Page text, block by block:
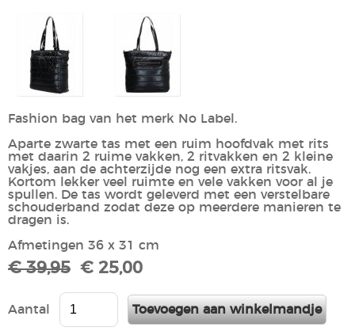
Fashion bag van het merk No Label.
Aparte zwarte tas met een ruim hoofdvak met rits
met daarin 2 ruime vakken, 2 ritvakken en 2 kleine
vakjes, aan de achterzijde nog een extra ritsvak.
Kortom lekker veel ruimte en vele vakken voor al je
spullen. De tas wordt geleverd met een verstelbare
schouderband zodat deze op meerdere manieren te
dragen is.
Afmetingen 36 x 31 cm
€ 39,95 € 25,00
Aantal